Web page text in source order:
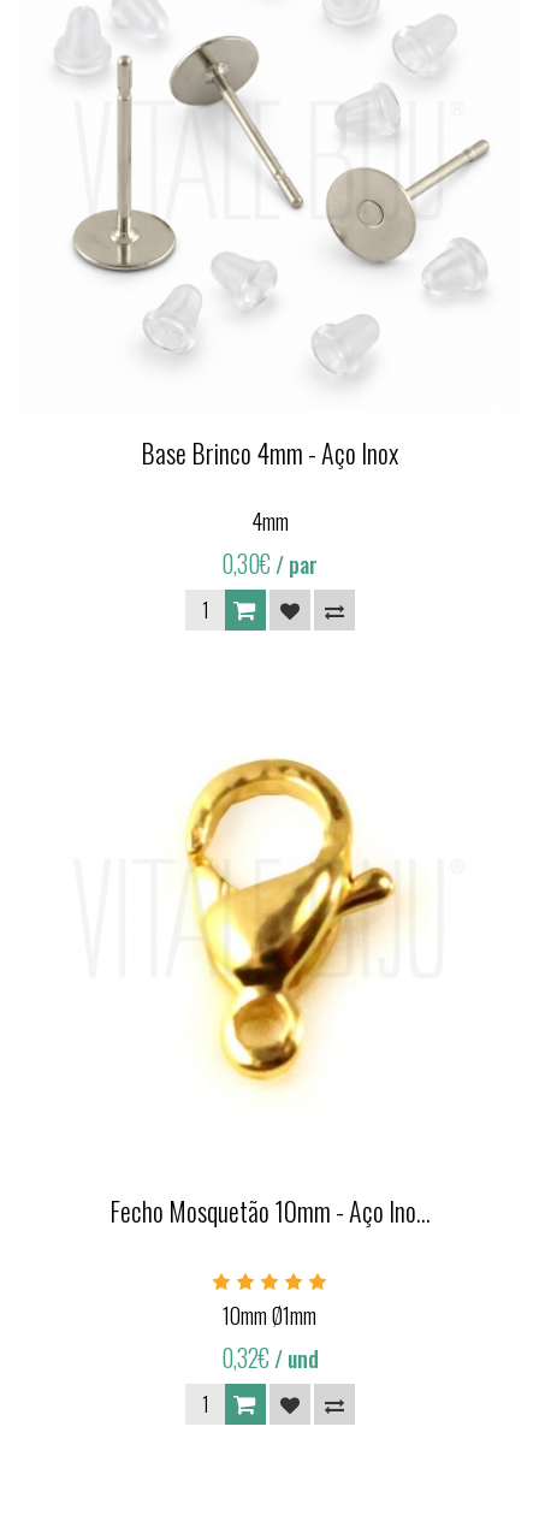
Base Brinco 4mm - Aço Inox
4mm
0,30€/ par
Fecho Mosquetão 10mm - Aço Ino...
10mm Ø1mm
0,32€/ und